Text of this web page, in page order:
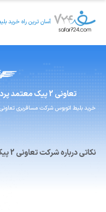
آسان ترین راه خرید
تعاونی 2 پیک معتمد
خرید بلیط اتوبوس شرکت مسافربری تعاونی 2 پیک معتمد
نکاتی درباره شرکت تعاونی 2 پیک معتمد پرديس مسافربري شرق